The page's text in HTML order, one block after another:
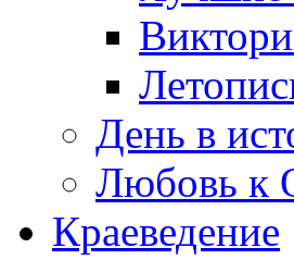
День в
Любовь к
Краеведение